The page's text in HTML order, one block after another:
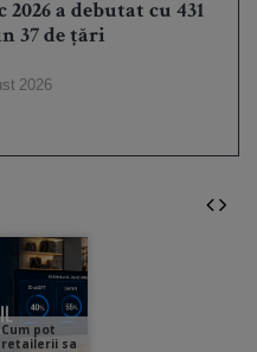
a debutat cu 431
37 de țări
2026